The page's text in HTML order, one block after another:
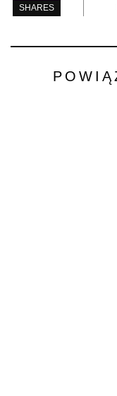
SHARES